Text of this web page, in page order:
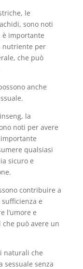
le
sono noti
è importante
nutriente per
che può
anche
la
noti per avere
qualsiasi
sicuro e
contribuire a
e
l’umore e
può avere un
naturali che
sessuale senza